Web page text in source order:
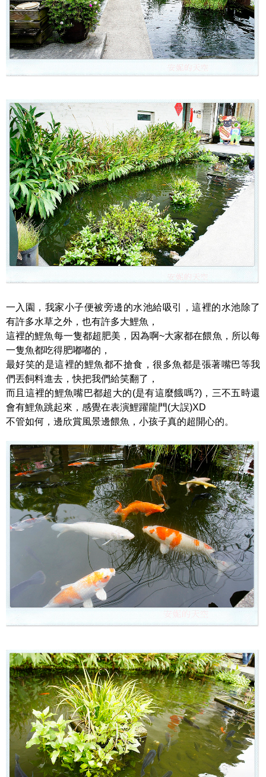
一入園，我家小子便被旁邊的水池給吸引，這裡的水池除了
有許多水草之外，也有許多大鯉魚，
這裡的鯉魚每一隻都超肥美，因為啊~大家都在餵魚，所以每
一隻魚都吃得肥嘟嘟的，
最好笑的是這裡的鯉魚都不搶食，很多魚都是張著嘴巴等我
們丟飼料進去，快把我們給笑翻了，
而且這裡的鯉魚嘴巴都超大的(是有這麼餓嗎?)，三不五時還
會有鯉魚跳起來，感覺在表演鯉躍龍門(大誤)XD
不管如何，邊欣賞風景邊餵魚，小孩子真的超開心的。